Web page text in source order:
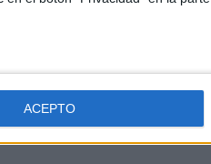
ACEPTO